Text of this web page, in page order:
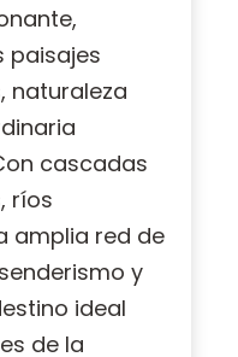
paisajes
naturaleza
cascadas
ríos
amplia red de
y
ideal
de la